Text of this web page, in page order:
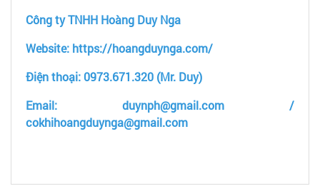
Công ty TNHH Hoàng Duy Nga
Website: https://hoangduynga.com/
Điện thoại: 0973.671.320 (Mr. Duy)
Email: duynph@gmail.com /
cokhihoangduynga@gmail.com